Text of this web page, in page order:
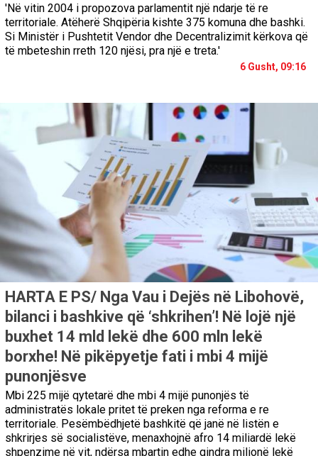
'Në vitin 2004 i propozova parlamentit një ndarje të re
territoriale. Atëherë Shqipëria kishte 375 komuna dhe bashki.
Si Ministër i Pushtetit Vendor dhe Decentralizimit kërkova që
të mbeteshin rreth 120 njësi, pra një e treta.'
6 Gusht, 09:16
HARTA E PS/ Nga Vau i Dejës në Libohovë,
bilanci i bashkive që ‘shkrihen’! Në lojë një
buxhet 14 mld lekë dhe 600 mln lekë
borxhe! Në pikëpyetje fati i mbi 4 mijë
punonjësve
Mbi 225 mijë qytetarë dhe mbi 4 mijë punonjës të
administratës lokale pritet të preken nga reforma e re
territoriale. Pesëmbëdhjetë bashkitë që janë në listën e
shkrirjes së socialistëve, menaxhojnë afro 14 miliardë lekë
shpenzime në vit, ndërsa mbartin edhe qindra milionë lekë